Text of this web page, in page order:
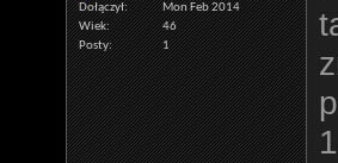
Dołączył
Mon Feb 2014
Wiek
46
Posty
1